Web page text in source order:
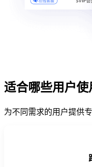
适合哪些用户使
为不同需求的用户提供